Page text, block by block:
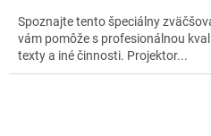
Spoznajte tento špeciálny
vám pomôže s profesionálnou
texty a iné činnosti. Projektor...